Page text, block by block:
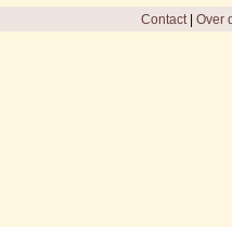
Contact| Over